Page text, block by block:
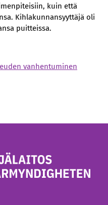
kuin että
Kihlakunnansyyttäjä oli
puitteissa.
vanhentuminen